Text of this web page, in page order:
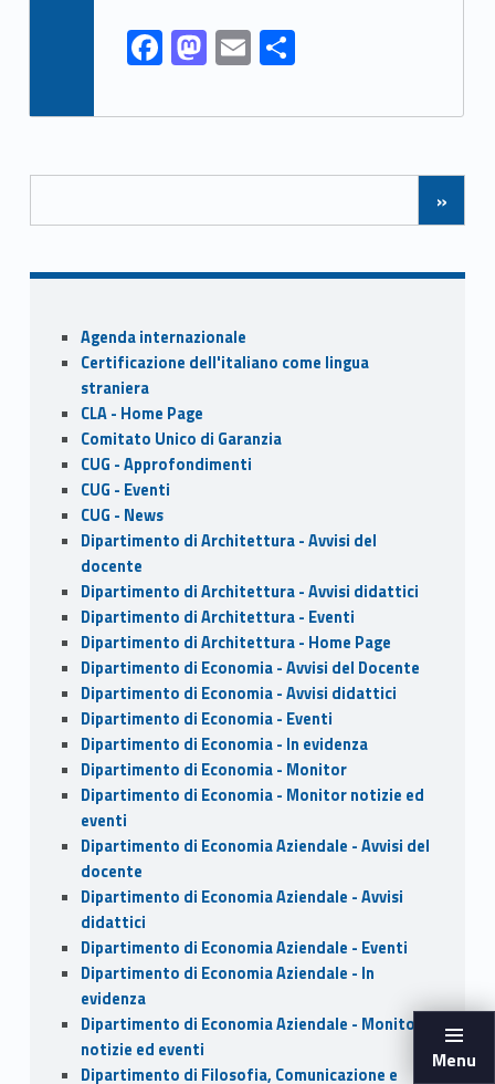
Menu
F
ac
e
o
o
k
M
as
to
o
n
E
m
ai
S
ar
Posts Navigation
»
Sidebar
Agenda internazionale
Certificazione dell'italiano come lingua
straniera
CLA - Home Page
Comitato Unico di Garanzia
CUG - Approfondimenti
CUG - Eventi
CUG - News
Dipartimento di Architettura - Avvisi del
docente
Dipartimento di Architettura - Avvisi didattici
Dipartimento di Architettura - Eventi
Dipartimento di Architettura - Home Page
Dipartimento di Economia - Avvisi del Docente
Dipartimento di Economia - Avvisi didattici
Dipartimento di Economia - Eventi
Dipartimento di Economia - In evidenza
Dipartimento di Economia - Monitor
Dipartimento di Economia - Monitor notizie ed
eventi
Dipartimento di Economia Aziendale - Avvisi del
docente
Dipartimento di Economia Aziendale - Avvisi
didattici
Dipartimento di Economia Aziendale - Eventi
Dipartimento di Economia Aziendale - In
evidenza
Dipartimento di Economia Aziendale - Monitor
notizie ed eventi
Dipartimento di Filosofia, Comunicazione e